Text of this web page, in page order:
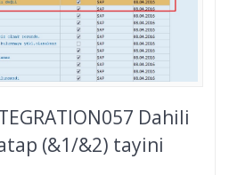
Dahili
(&1/&2) tayini